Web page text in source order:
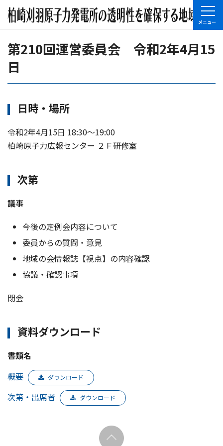
第210回運営委員会 令和2年4月15
日
日時・場所
令和2年4月15日 18:30〜19:00
柏崎原子力広報センター ２Ｆ研修室
次第
議事
今後の定例会内容について
委員からの質問・意見
地域の会情報誌【視点】の内容確認
協議・確認事項
閉会
資料ダウンロード
書類名
概要
ダウンロード
次第・出席者 ダウンロード